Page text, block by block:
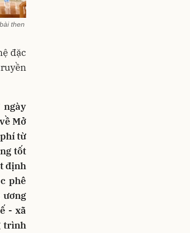
then
đặc
ngày
Mở
từ
tốt
định
phê
ương
- xã
trình